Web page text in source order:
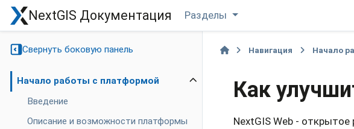
NextGIS Документация Разделы
Свернуть боковую панель
Начало работы с платформой
Введение
Описание и возможности платформы
Навигация Начало
Как
NextGIS Web -